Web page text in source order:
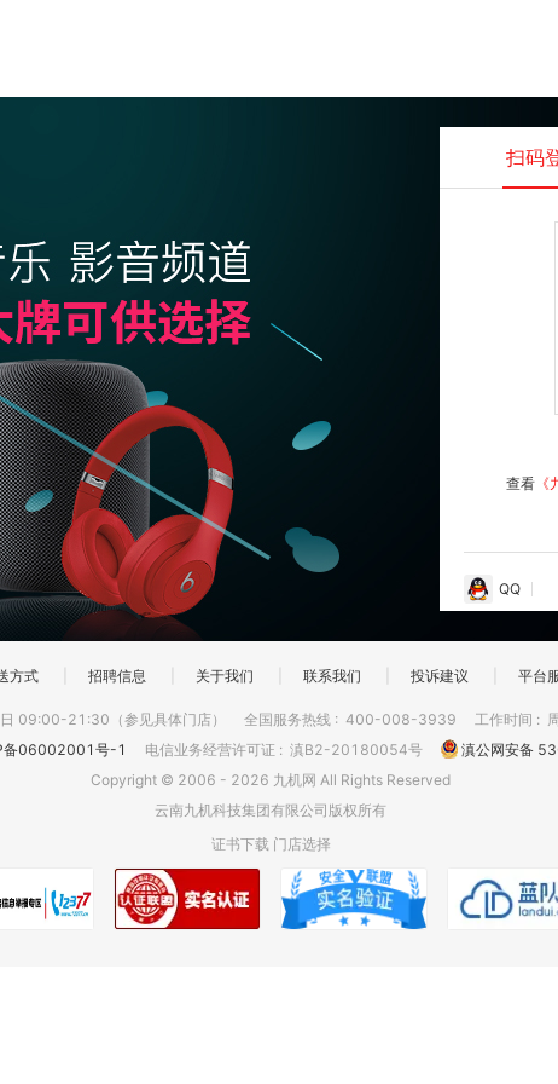
扫码
QQ
查看
方式 招聘信息 关于我们 联系我们 投诉建议 平台
09:00-21:30（参见具体门店） 全国服务热线 : 400-008-3939 工作时间 :
备06002001号-1
电信业务经营许可证 : 滇B2-20180054号
滇公网安备
Copyright © 2006 - 2026 九机网 All Rights Reserved
云南九机科技集团有限公司版权所有
证书下载 门店选择